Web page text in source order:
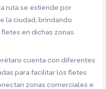
ruta se extiende por
la ciudad, brindando
en dichas zonas
cuenta con diferentes
para facilitar los fletes
zonas comerciales e